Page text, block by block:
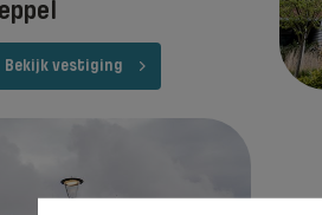
Bekijk vestiging